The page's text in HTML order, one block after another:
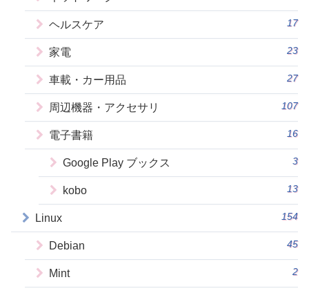
ヘルスケア 17
家電 23
車載・カー用品 27
周辺機器・アクセサリ 107
電子書籍 16
Google Play ブックス 3
kobo 13
Linux 154
Debian 45
Mint 2